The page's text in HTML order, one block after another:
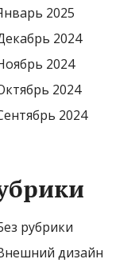
2025
2024
2024
2024
2024
рубрики
дизайн